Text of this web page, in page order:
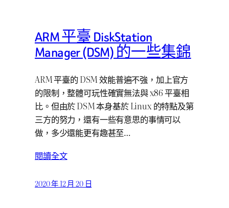
ARM 平臺 DiskStation
Manager (DSM) 的一些集錦
ARM 平臺的 DSM 效能普遍不強，加上官方
的限制，整體可玩性確實無法與 x86 平臺相
比。但由於 DSM 本身基於 Linux 的特點及第
三方的努力，還有一些有意思的事情可以
做，多少還能更有趣甚至…
閱讀全文
2020 年 12 月 20 日